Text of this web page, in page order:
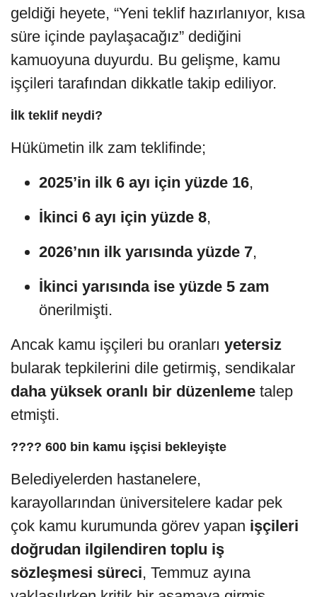
geldiği heyete, “Yeni teklif hazırlanıyor, kısa
süre içinde paylaşacağız” dediğini
kamuoyuna duyurdu. Bu gelişme, kamu
işçileri tarafından dikkatle takip ediliyor.
İlk teklif neydi?
Hükümetin ilk zam teklifinde;
2025’in ilk 6 ayı için yüzde 16,
İkinci 6 ayı için yüzde 8,
2026’nın ilk yarısında yüzde 7,
İkinci yarısında ise yüzde 5 zam
önerilmişti.
Ancak kamu işçileri bu oranları yetersiz
bularak tepkilerini dile getirmiş, sendikalar
daha yüksek oranlı bir düzenleme talep
etmişti.
????‍ 600 bin kamu işçisi bekleyişte
Belediyelerden hastanelere,
karayollarından üniversitelere kadar pek
çok kamu kurumunda görev yapan işçileri
doğrudan ilgilendiren toplu iş
sözleşmesi süreci, Temmuz ayına